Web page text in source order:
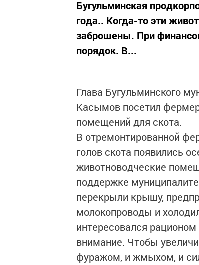
Бугульминская
года.. Когда-то эти
заброшены. При
порядок. В...
Глава Бугульминского
Касымов посетил
помещений для скота.
В отремонтированной
голов скота появились
животноводческие
поддержке
перекрыли крышу,
молокопроводы и
интересовался
внимание. Чтобы
фуражом, и жмыхом, и